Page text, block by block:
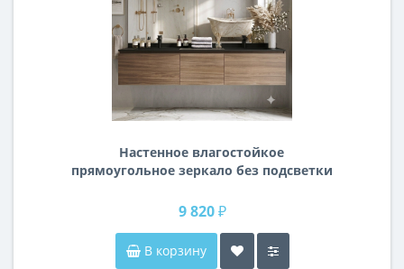
Настенное влагостойкое
прямоугольное зеркало без подсветки
9 820 ₽
В корзину